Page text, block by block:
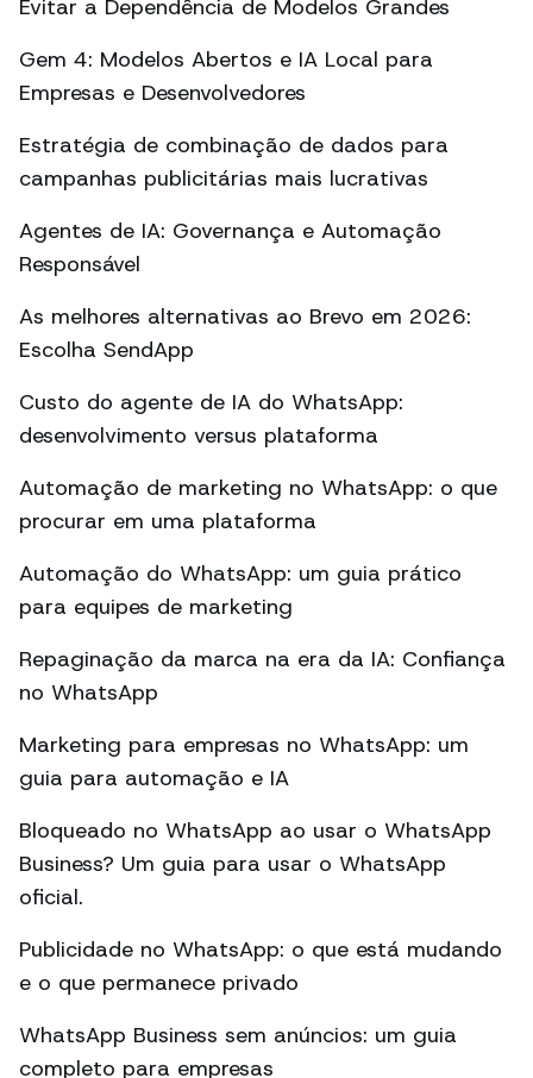
Evitar a Dependência de Modelos Grandes
Gem 4: Modelos Abertos e IA Local para
Empresas e Desenvolvedores
Estratégia de combinação de dados para
campanhas publicitárias mais lucrativas
Agentes de IA: Governança e Automação
Responsável
As melhores alternativas ao Brevo em 2026:
Escolha SendApp
Custo do agente de IA do WhatsApp:
desenvolvimento versus plataforma
Automação de marketing no WhatsApp: o que
procurar em uma plataforma
Automação do WhatsApp: um guia prático
para equipes de marketing
Repaginação da marca na era da IA: Confiança
no WhatsApp
Marketing para empresas no WhatsApp: um
guia para automação e IA
Bloqueado no WhatsApp ao usar o WhatsApp
Business? Um guia para usar o WhatsApp
oficial.
Publicidade no WhatsApp: o que está mudando
e o que permanece privado
WhatsApp Business sem anúncios: um guia
completo para empresas